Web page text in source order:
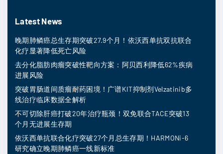
Latest News
晚期肺鳞癌总生存期突破27.9个月！依沃西单抗双抗联合
化疗显著降低死亡风险
去分化脂肪肉瘤突破性靶向方案：阿贝西利降低62%疾病
进展风险
突破胃肠道间质瘤耐药困境！广谱KIT抑制剂Velzatinib多
线治疗临床数据全解析
不可切除肝癌打破20年治疗瓶颈！双免联合TACE突破13
个月无进展生存期
依沃西单抗联合化疗突破27个月总生存期！HARMONi-6
研究确立晚期肺鳞癌一线新标准